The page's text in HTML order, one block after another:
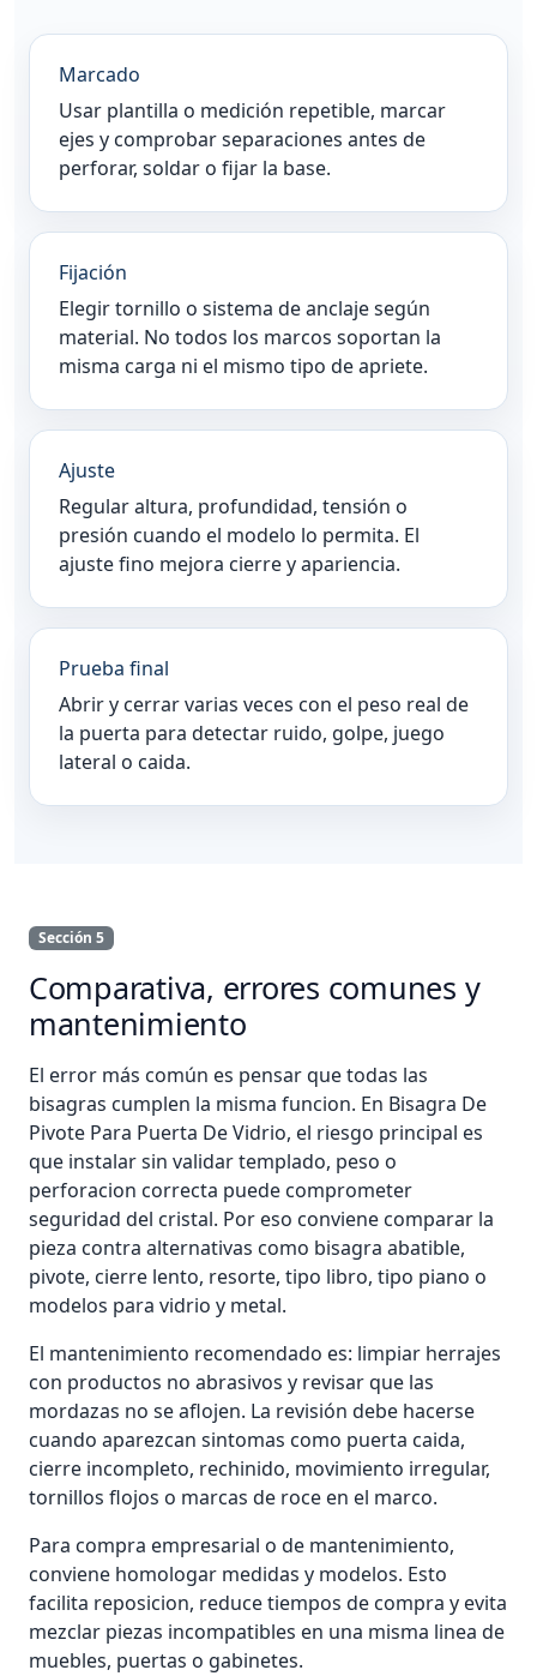
Marcado
Usar plantilla o medición repetible, marcar
ejes y comprobar separaciones antes de
perforar, soldar o fijar la base.
Fijación
Elegir tornillo o sistema de anclaje según
material. No todos los marcos soportan la
misma carga ni el mismo tipo de apriete.
Ajuste
Regular altura, profundidad, tensión o
presión cuando el modelo lo permita. El
ajuste fino mejora cierre y apariencia.
Prueba final
Abrir y cerrar varias veces con el peso real de
la puerta para detectar ruido, golpe, juego
lateral o caida.
Sección 5
Comparativa, errores comunes y
mantenimiento
El error más común es pensar que todas las
bisagras cumplen la misma funcion. En Bisagra De
Pivote Para Puerta De Vidrio, el riesgo principal es
que instalar sin validar templado, peso o
perforacion correcta puede comprometer
seguridad del cristal. Por eso conviene comparar la
pieza contra alternativas como bisagra abatible,
pivote, cierre lento, resorte, tipo libro, tipo piano o
modelos para vidrio y metal.
El mantenimiento recomendado es: limpiar herrajes
con productos no abrasivos y revisar que las
mordazas no se aflojen. La revisión debe hacerse
cuando aparezcan sintomas como puerta caida,
cierre incompleto, rechinido, movimiento irregular,
tornillos flojos o marcas de roce en el marco.
Para compra empresarial o de mantenimiento,
conviene homologar medidas y modelos. Esto
facilita reposicion, reduce tiempos de compra y evita
mezclar piezas incompatibles en una misma linea de
muebles, puertas o gabinetes.